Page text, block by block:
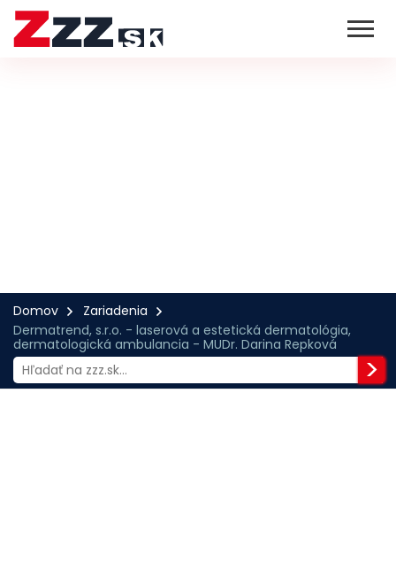
Domov
Zariadenia
Dermatrend, s.r.o. - laserová a estetická dermatológia,
dermatologická ambulancia - MUDr. Darina Repková